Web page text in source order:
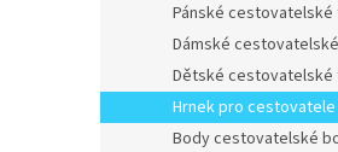
e
l
Pánské
Dámské
Dětské cestovatelské
Hrnek pro cestovatele
Body cestovatelské